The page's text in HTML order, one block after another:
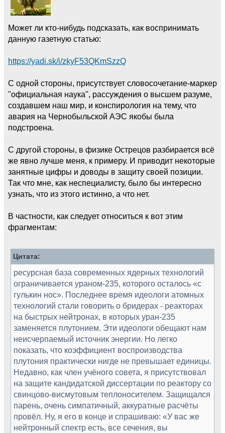
Может ли кто-нибудь подсказать, как воспринимать
данную газетную статью:
https://yadi.sk/i/zkyF53QKmSzzQ
С одной стороны, присутствует словосочетание-маркер
"официальная наука", рассуждения о высшем разуме,
создавшем наш мир, и конспирология на тему, что
авария на Чернобыльской АЭС якобы была
подстроена.
С другой стороны, в физике Острецов разбирается всё
же явно лучше меня, к примеру. И приводит некоторые
занятные цифры и доводы в защиту своей позиции.
Так что мне, как неспециалисту, было бы интересно
узнать, что из этого истинно, а что нет.
В частности, как следует относиться к вот этим
фрагментам:
Цитата:
ресурсная база современных ядерных технологий
ограничивается ураном-235, которого осталось «с
гулькин нос». Последнее время идеологи атомных
технологий стали говорить о бридерах - реакторах
на быстрых нейтронах, в которых уран-235
заменяется плутонием. Эти идеологи обещают нам
неисчерпаемый источник энергии. Но легко
показать, что коэффициент воспроизводства
плутония практически нигде не превышает единицы.
Недавно, как член учёного совета, я присутствовал
на защите кандидатской диссертации по реактору со
свинцово-висмутовым теплоносителем. Защищался
парень, очень симпатичный, аккуратные расчёты
провёл. Ну, я его в конце и спрашиваю: «У вас же
нейтронный спектр есть, все сечения, вы